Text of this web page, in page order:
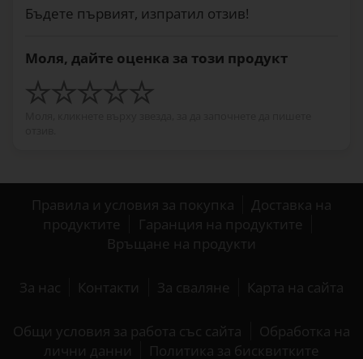
Бъдете първият, изпратил отзив!
Моля, дайте оценка за този продукт
Правила и условия за покупка
Доставка на
продуктите
Гаранция на продуктите
Връщане на продукти
За нас Контакти За сваляне Карта на сайта
Общи условия за работа със сайта
Обработка на
лични данни
Политика за бисквитките